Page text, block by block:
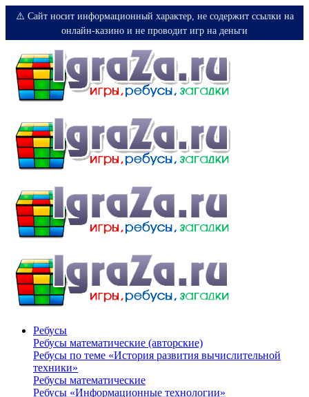
⚠️ Сайт носит информационный характер, не содержит ссылки на
онлайн-казино и не проводит игр на деньги
Ребусы
Ребусы математические (авторские)
Ребусы по теме «История развития вычислительной
техники»
Ребусы математические
Ребусы «Информационные технологии»